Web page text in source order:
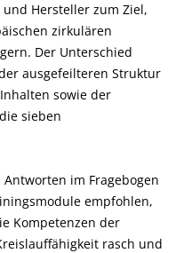
Hersteller zum Ziel,
zirkulären
Der Unterschied
ausgefeilteren Struktur
sowie der
sieben
im Fragebogen
empfohlen,
Kompetenzen der
rasch und